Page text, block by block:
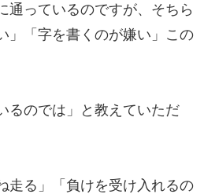
っているのですが、そちら
」「字を書くのが嫌い」この
るのでは」と教えていただ
走る」「負けを受け入れるの